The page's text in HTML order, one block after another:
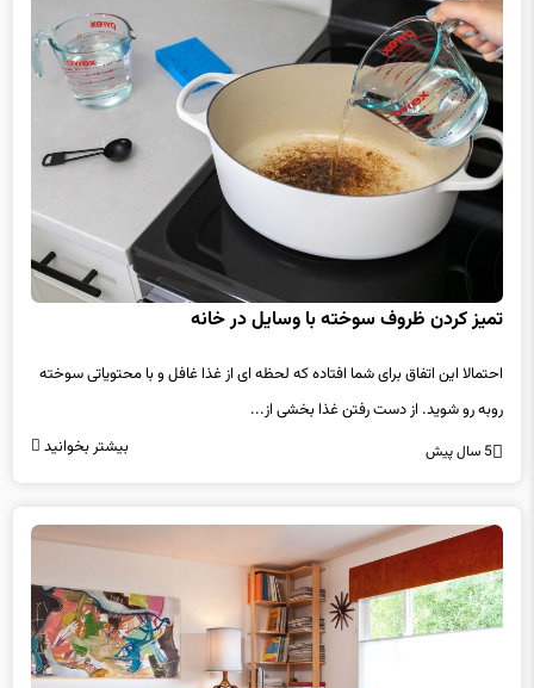
تمیز کردن ظروف سوخته با وسایل در خانه
احتمالا این اتفاق برای شما افتاده که لحظه ای از غذا غافل و با محتویاتی سوخته
روبه رو شوید. از دست رفتن غذا بخشی از...
5 سال پیش بیشتر بخوانید